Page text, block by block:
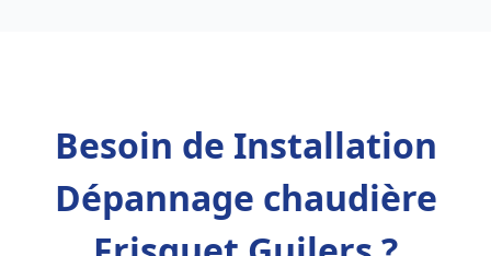
Besoin de Installation
Dépannage chaudière